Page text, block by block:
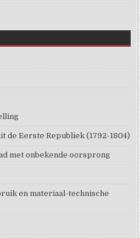
de Eerste Republiek (1792-1804)
met onbekende oorsprong
en materiaal-technische